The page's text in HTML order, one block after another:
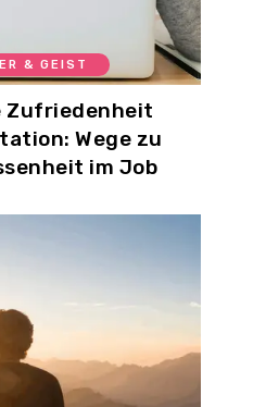
& GEIST
Zufriedenheit
Wege zu
im Job